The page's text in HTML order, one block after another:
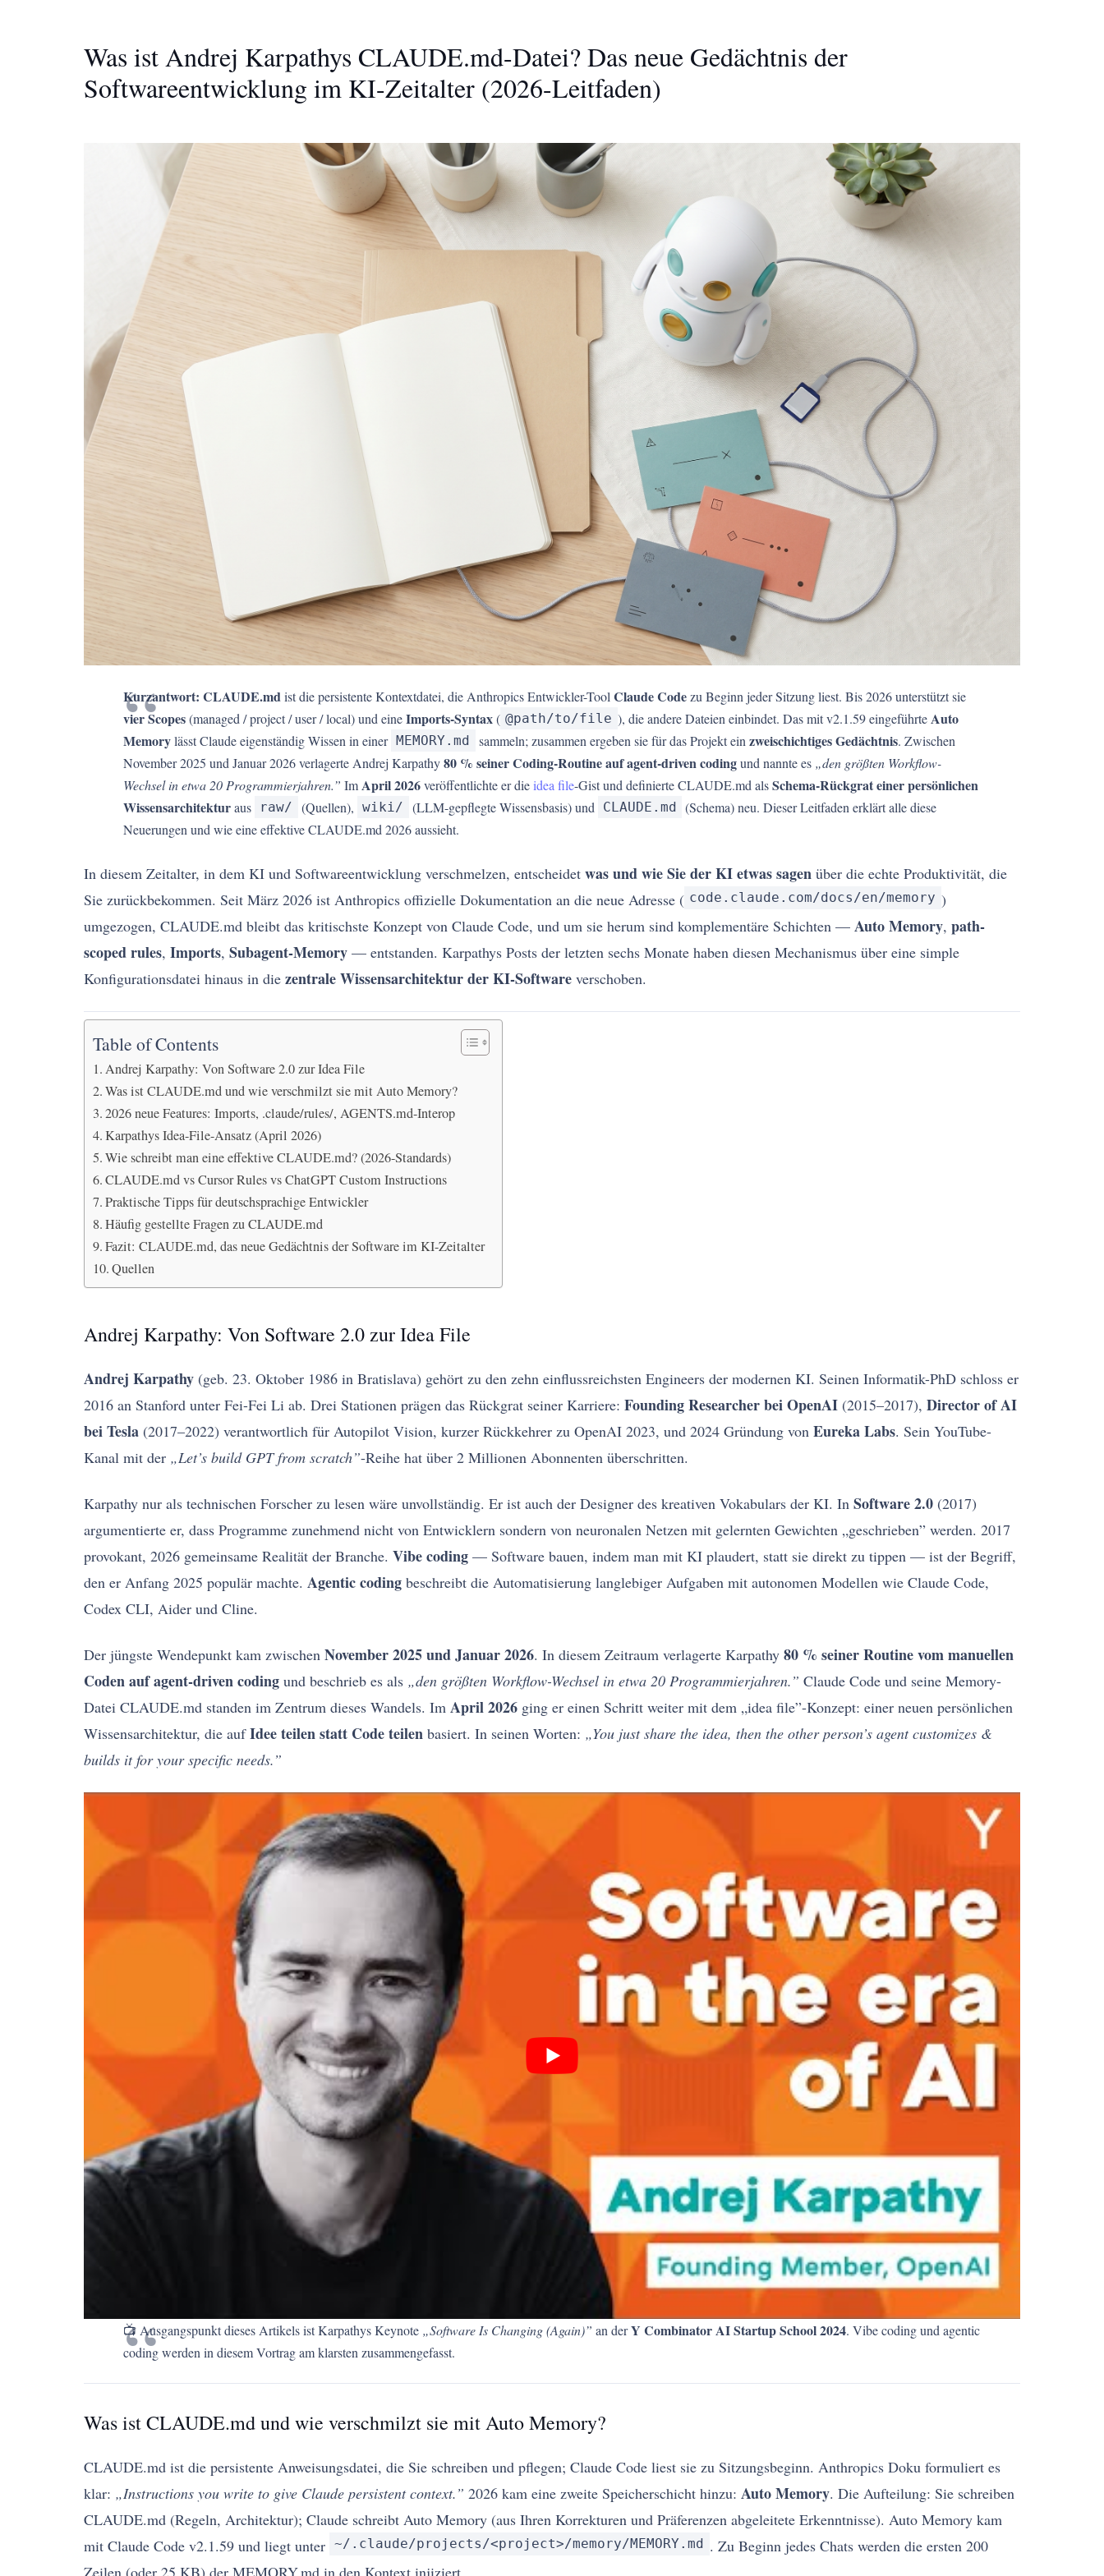
Was ist Andrej Karpathys CLAUDE.md-Datei? Das neue Gedächtnis der
Softwareentwicklung im KI-Zeitalter (2026-Leitfaden)
Kurzantwort: CLAUDE.mdist die persistente Kontextdatei, die Anthropics Entwickler-ToolClaude Codezu Beginn jeder Sitzung liest. Bis 2026 unterstützt sie
vier Scopes(managed / project / user / local) und eineImports-Syntax( @path/to/file ), die andere Dateien einbindet. Das mit v2.1.59 eingeführteAuto
Memorylässt Claude eigenständig Wissen in einer MEMORY.md sammeln; zusammen ergeben sie für das Projekt einzweischichtiges Gedächtnis. Zwischen
November 2025 und Januar 2026 verlagerte Andrej Karpathy80 % seiner Coding-Routine auf agent-driven codingund nannte es „den größten Workflow-
Wechsel in etwa 20 Programmierjahren.” ImApril 2026veröffentlichte er dieidea file-Gist und definierte CLAUDE.md alsSchema-Rückgrat einer persönlichen
Wissensarchitekturaus raw/ (Quellen), wiki/ (LLM-gepflegte Wissensbasis) und CLAUDE.md
(Schema) neu. Dieser Leitfaden erklärt alle diese
Neuerungen und wie eine effektive CLAUDE.md 2026 aussieht.
In diesem Zeitalter, in dem KI und Softwareentwicklung verschmelzen, entscheidet was und wie Sie der KI etwas sagen über die echte Produktivität, die
Sie zurückbekommen. Seit März 2026 ist Anthropics offizielle Dokumentation an die neue Adresse ( code.claude.com/docs/en/memory )
umgezogen, CLAUDE.md bleibt das kritischste Konzept von Claude Code, und um sie herum sind komplementäre Schichten — Auto Memory, path-
scoped rules, Imports, Subagent-Memory — entstanden. Karpathys Posts der letzten sechs Monate haben diesen Mechanismus über eine simple
Konfigurationsdatei hinaus in die zentrale Wissensarchitektur der KI-Software verschoben.
Table of Contents
Andrej Karpathy: Von Software 2.0 zur Idea File
Was ist CLAUDE.md und wie verschmilzt sie mit Auto Memory?
2026 neue Features: Imports, .claude/rules/, AGENTS.md-Interop
Karpathys Idea-File-Ansatz (April 2026)
Wie schreibt man eine effektive CLAUDE.md? (2026-Standards)
CLAUDE.md vs Cursor Rules vs ChatGPT Custom Instructions
Praktische Tipps für deutschsprachige Entwickler
Häufig gestellte Fragen zu CLAUDE.md
Fazit: CLAUDE.md, das neue Gedächtnis der Software im KI-Zeitalter
Quellen
Andrej Karpathy: Von Software 2.0 zur Idea File
Andrej Karpathy (geb. 23. Oktober 1986 in Bratislava) gehört zu den zehn einflussreichsten Engineers der modernen KI. Seinen Informatik-PhD schloss er
2016 an Stanford unter Fei-Fei Li ab. Drei Stationen prägen das Rückgrat seiner Karriere: Founding Researcher bei OpenAI (2015–2017), Director of AI
bei Tesla (2017–2022) verantwortlich für Autopilot Vision, kurzer Rückkehrer zu OpenAI 2023, und 2024 Gründung von Eureka Labs. Sein YouTube-
Kanal mit der „Let’s build GPT from scratch”-Reihe hat über 2 Millionen Abonnenten überschritten.
Karpathy nur als technischen Forscher zu lesen wäre unvollständig. Er ist auch der Designer des kreativen Vokabulars der KI. In Software 2.0 (2017)
argumentierte er, dass Programme zunehmend nicht von Entwicklern sondern von neuronalen Netzen mit gelernten Gewichten „geschrieben” werden. 2017
provokant, 2026 gemeinsame Realität der Branche. Vibe coding — Software bauen, indem man mit KI plaudert, statt sie direkt zu tippen — ist der Begriff,
den er Anfang 2025 populär machte. Agentic coding beschreibt die Automatisierung langlebiger Aufgaben mit autonomen Modellen wie Claude Code,
Codex CLI, Aider und Cline.
Der jüngste Wendepunkt kam zwischen November 2025 und Januar 2026. In diesem Zeitraum verlagerte Karpathy 80 % seiner Routine vom manuellen
Coden auf agent-driven coding und beschrieb es als „den größten Workflow-Wechsel in etwa 20 Programmierjahren.” Claude Code und seine Memory-
Datei CLAUDE.md standen im Zentrum dieses Wandels. Im April 2026 ging er einen Schritt weiter mit dem „idea file”-Konzept: einer neuen persönlichen
Wissensarchitektur, die aufIdee teilen statt Code teilen basiert. In seinen Worten: „You just share the idea, then the other person’s agent customizes &
builds it for your specific needs.”
📺 Ausgangspunkt dieses Artikels ist Karpathys Keynote „Software Is Changing (Again)” an derY Combinator AI Startup School 2024. Vibe coding und agentic
coding werden in diesem Vortrag am klarsten zusammengefasst.
Was ist CLAUDE.md und wie verschmilzt sie mit Auto Memory?
CLAUDE.md ist die persistente Anweisungsdatei, die Sie schreiben und pflegen; Claude Code liest sie zu Sitzungsbeginn. Anthropics Doku formuliert es
klar: „Instructions you write to give Claude persistent context.” 2026 kam eine zweite Speicherschicht hinzu: Auto Memory. Die Aufteilung: Sie schreiben
CLAUDE.md (Regeln, Architektur); Claude schreibt Auto Memory (aus Ihren Korrekturen und Präferenzen abgeleitete Erkenntnisse). Auto Memory kam
mit Claude Code v2.1.59 und liegt unter ~/.claude/projects/<project>/memory/MEMORY.md . Zu Beginn jedes Chats werden die ersten 200